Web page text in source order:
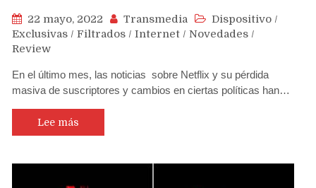
22 mayo, 2022 Transmedia Dispositivo /
Exclusivas / Filtrados / Internet / Novedades /
Review
En el último mes, las noticias sobre Netflix y su pérdida
masiva de suscriptores y cambios en ciertas políticas han…
Lee más